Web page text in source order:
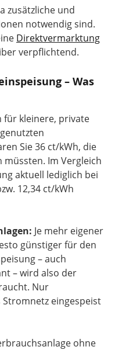
zusätzliche und
notwendig sind.
Direktvermarktung
verpflichtend.
– Was
für kleinere, private
Sie 36 ct/kWh, die
Im Vergleich
aktuell lediglich bei
12,34 ct/kWh
Je mehr eigener
günstiger für den
– auch
– wird also der
Nur
eingespeist
ohne